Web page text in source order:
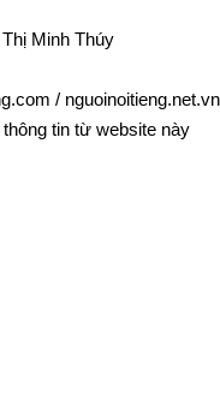
Minh Thúy
/ nguoinoitieng.net.vn
thông tin từ website này